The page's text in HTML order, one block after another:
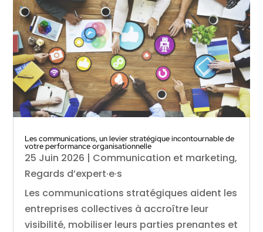
Les communications, un levier stratégique incontournable de
votre performance organisationnelle
25 Juin 2026 | Communication et marketing,
Regards d’expert·e·s
Les communications stratégiques aident les
entreprises collectives à accroître leur
visibilité, mobiliser leurs parties prenantes et